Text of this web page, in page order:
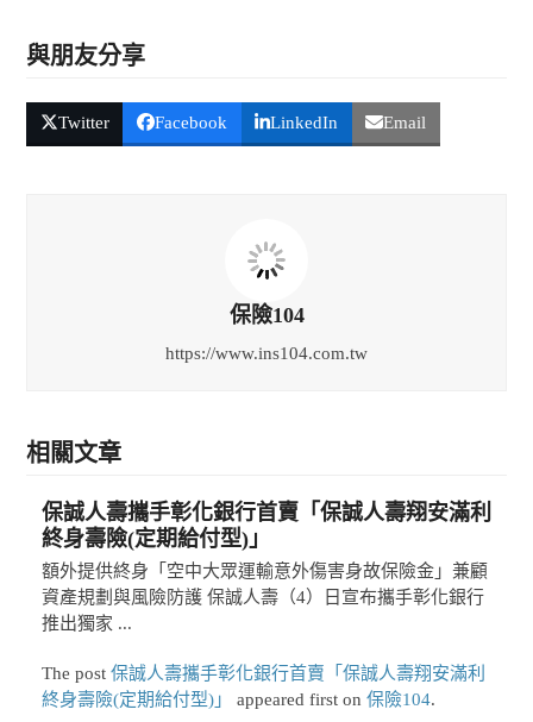
與朋友分享
Twitter Facebook LinkedIn Email
保險104
https://www.ins104.com.tw
相關文章
保誠人壽攜手彰化銀行首賣「保誠人壽翔安滿利
終身壽險(定期給付型)」
額外提供終身「空中大眾運輸意外傷害身故保險金」兼顧
資產規劃與風險防護 保誠人壽（4）日宣布攜手彰化銀行
推出獨家 ...
The post 保誠人壽攜手彰化銀行首賣「保誠人壽翔安滿利
終身壽險(定期給付型)」
appeared first on 保險104.